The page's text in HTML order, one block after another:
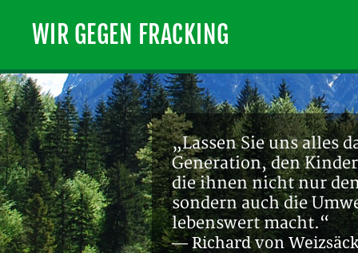
WIR GEGEN FRACKING
„Lassen Sie uns alles
Generation, den
die ihnen nicht nur
sondern auch die
lebenswert macht.“
— Richard von